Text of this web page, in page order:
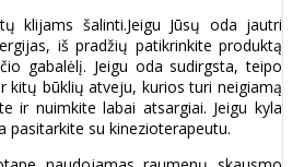
klijams šalinti.Jeigu Jūsų oda jautri
iš pradžių patikrinkite produktą
gabalėlį. Jeigu oda sudirgsta, teipo
kitų būklių atveju, kurios turi neigiamą
ir nuimkite labai atsargiai. Jeigu kyla
pasitarkite su kinezioterapeutu.